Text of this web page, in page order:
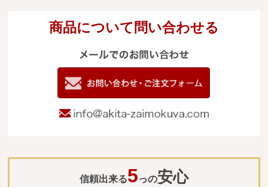
商品について問い合わせる
info@akita-
信頼出来る5っの安心